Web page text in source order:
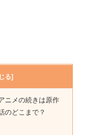
ニメの続きは原作
のどこまで？